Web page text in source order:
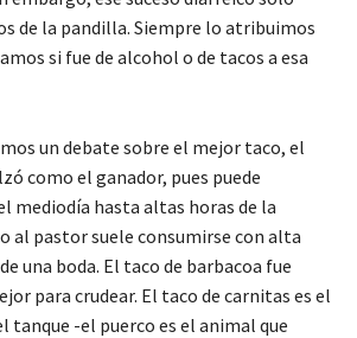
de la pandilla. Siempre lo atribuimos
si fue de alcohol o de tacos a esa
un debate sobre el mejor taco, el
como el ganador, pues puede
mediodía hasta altas horas de la
al pastor suele consumirse con alta
una boda. El taco de barbacoa fue
para crudear. El taco de carnitas es el
tanque -el puerco es el animal que